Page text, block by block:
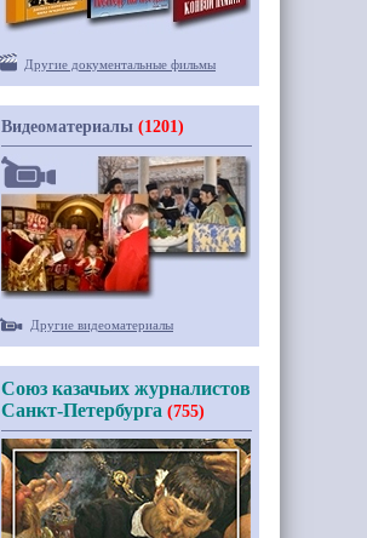
Другие документальные фильмы
Видеоматериалы (1201)
Другие видеоматериалы
Союз казачьих журналистов
Санкт-Петербурга (755)